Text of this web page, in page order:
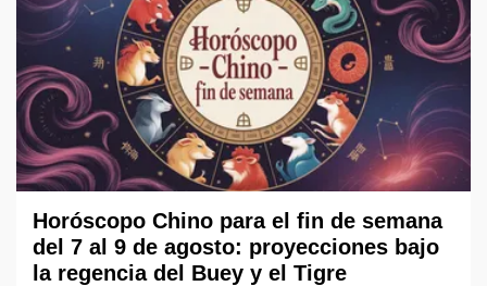
Horóscopo Chino para el fin de semana
del 7 al 9 de agosto: proyecciones bajo
la regencia del Buey y el Tigre